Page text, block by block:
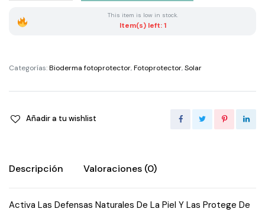
This item is low in stock.
Item(s) left: 1
Categorías:Bioderma fotoprotector,Fotoprotector,Solar
Añadir a tu wishlist
Descripción Valoraciones (0)
Activa Las Defensas Naturales De La Piel Y Las Protege De